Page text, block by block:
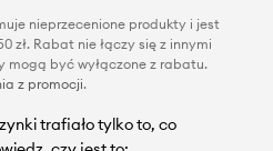
nieprzecenione produkty i jest
zł. Rabat nie łączy się z innymi
mogą być wyłączone z rabatu.
z promocji.
trafiało tylko to, co